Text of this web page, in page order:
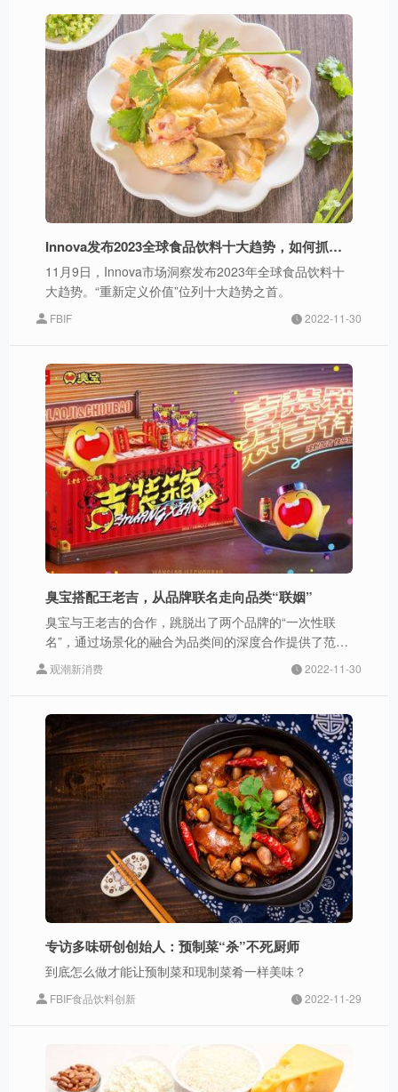
Innova发布2023全球食品饮料十大趋势，如何抓住更“精打细算”的消费者？
11月9日，Innova市场洞察发布2023年全球食品饮料十
大趋势。“重新定义价值”位列十大趋势之首。
FBIF 2022-11-30
臭宝搭配王老吉，从品牌联名走向品类“联姻”
臭宝与王老吉的合作，跳脱出了两个品牌的“一次性联
名”，通过场景化的融合为品类间的深度合作提供了范
本，让品牌间的联名得以进阶成品类间的“联姻”。
观潮新消费 2022-11-30
专访多味研创创始人：预制菜“杀”不死厨师
到底怎么做才能让预制菜和现制菜肴一样美味？
FBIF食品饮料创新 2022-11-29